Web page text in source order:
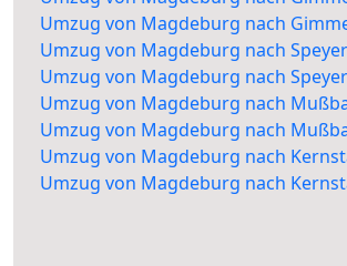
Umzug von Magdeburg nach
Umzug von Magdeburg nach
Umzug von Magdeburg nach
Umzug von Magdeburg nach
Umzug von Magdeburg nach
Umzug von Magdeburg nach
Umzug von Magdeburg nach